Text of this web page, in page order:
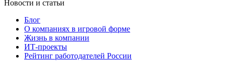
Новости и статьи
Блог
О компаниях в игровой форме
Жизнь в компании
ИТ-проекты
Рейтинг работодателей России